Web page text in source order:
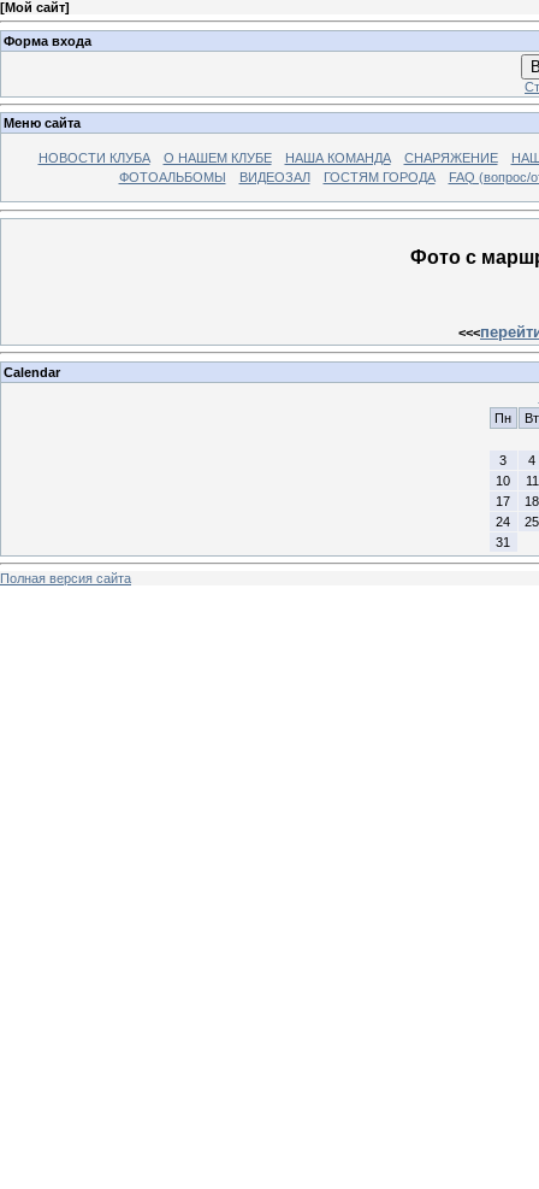
[Мой сайт]
Форма входа
Меню сайта
НОВОСТИ КЛУБА О НАШЕМ КЛУБЕ НАША КОМАНДА СНАРЯЖЕНИЕ
ФОТОАЛЬБОМЫ
ВИДЕОЗАЛ ГОСТЯМ ГОРОДА FAQ (вопрос/
Фото с
<<<
Calendar
Пн
Вт
3
4
10
11
17
18
24
25
31
Полная версия сайта